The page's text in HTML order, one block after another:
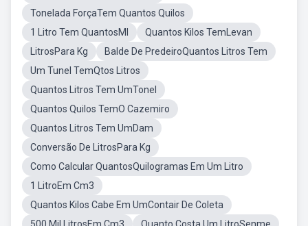
Tonelada ForçaTem Quantos Quilos
1 Litro Tem QuantosMl
Quantos Kilos TemLevan
LitrosPara Kg
Balde De PredeiroQuantos Litros Tem
Um Tunel TemQtos Litros
Quantos Litros Tem UmTonel
Quantos Quilos TemO Cazemiro
Quantos Litros Tem UmDam
Conversão De LitrosPara Kg
Como Calcular QuantosQuilogramas Em Um Litro
1 LitroEm Cm3
Quantos Kilos Cabe Em UmContair De Coleta